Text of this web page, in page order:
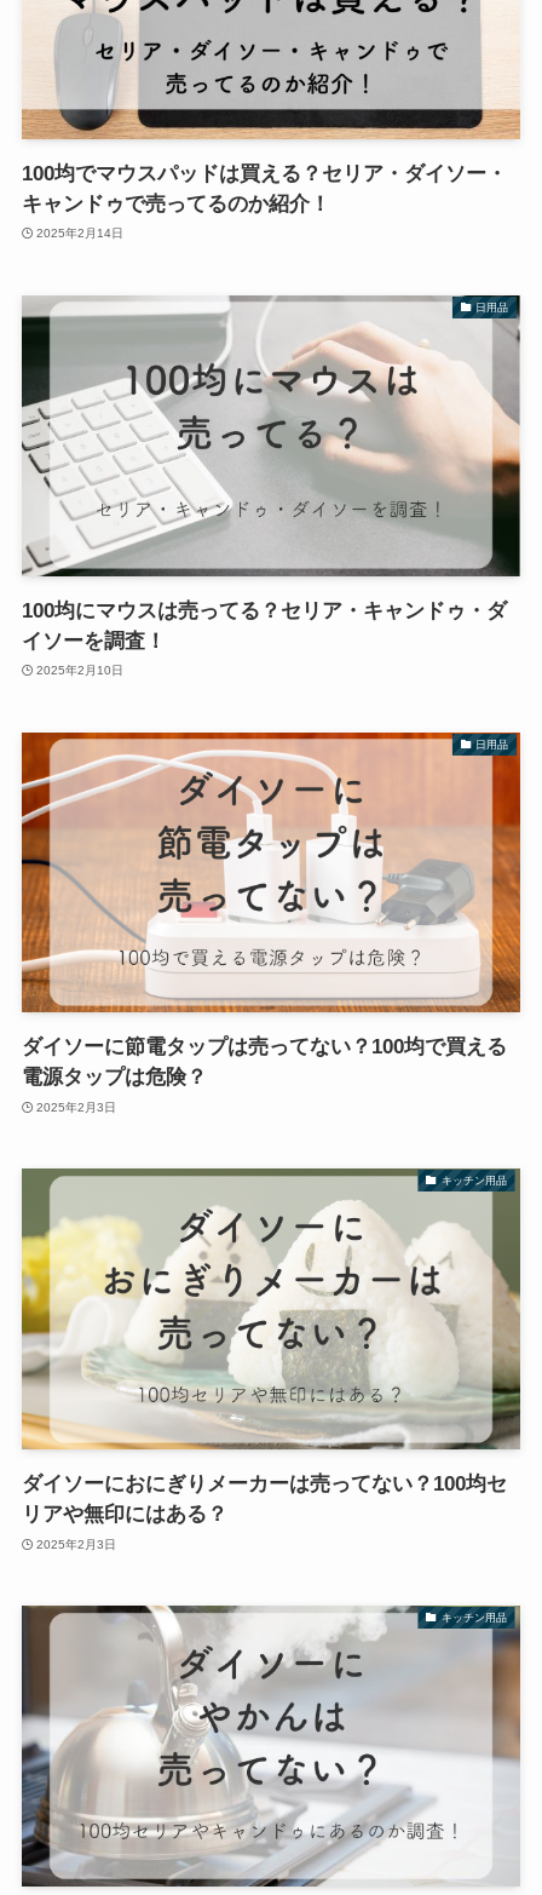
100均でマウスパッドは買える？セリア・ダイソー・
キャンドゥで売ってるのか紹介！
2025年2月14日
日用品
100均にマウスは売ってる？セリア・キャンドゥ・ダ
イソーを調査！
2025年2月10日
日用品
ダイソーに節電タップは売ってない？100均で買える
電源タップは危険？
2025年2月3日
キッチン用品
ダイソーにおにぎりメーカーは売ってない？100均セ
リアや無印にはある？
2025年2月3日
キッチン用品